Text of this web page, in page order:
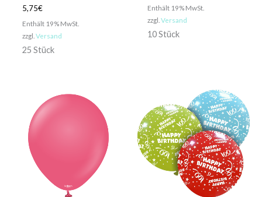
5,75€
Enthält 19% MwSt.
zzgl. Versand
25 Stück
Enthält 19% MwSt.
zzgl. Versand
10 Stück